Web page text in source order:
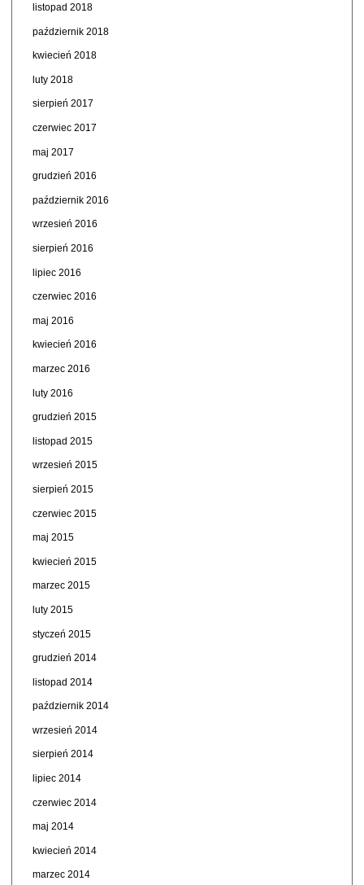
listopad 2018
październik 2018
kwiecień 2018
luty 2018
sierpień 2017
czerwiec 2017
maj 2017
grudzień 2016
październik 2016
wrzesień 2016
sierpień 2016
lipiec 2016
czerwiec 2016
maj 2016
kwiecień 2016
marzec 2016
luty 2016
grudzień 2015
listopad 2015
wrzesień 2015
sierpień 2015
czerwiec 2015
maj 2015
kwiecień 2015
marzec 2015
luty 2015
styczeń 2015
grudzień 2014
listopad 2014
październik 2014
wrzesień 2014
sierpień 2014
lipiec 2014
czerwiec 2014
maj 2014
kwiecień 2014
marzec 2014